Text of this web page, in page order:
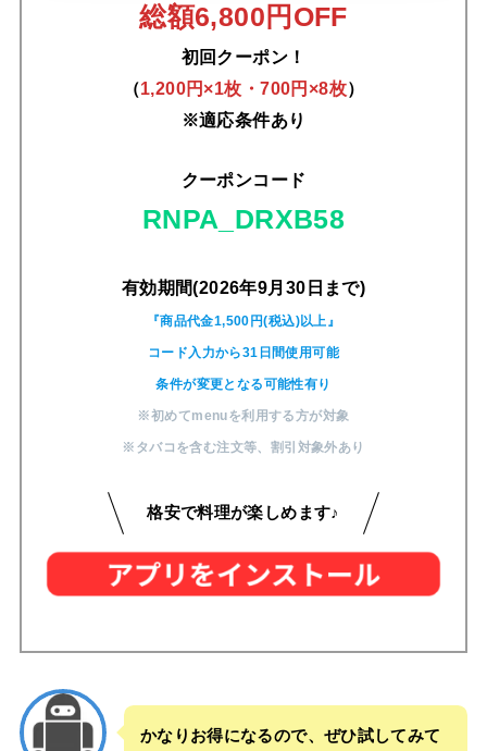
総額6,800円OFF
初回クーポン！
（1,200円×1枚・700円×8枚）
※適応条件あり
クーポンコード
RNPA_DRXB58
有効期間(2026年9月30日まで)
『商品代金1,500円(税込)以上』
コード入力から31日間使用可能
条件が変更となる可能性有り
※初めてmenuを利用する方が対象
※タバコを含む注文等 割引対象外あり
格安で料理が楽しめます♪
かなりお得になるので、ぜひ試してみて